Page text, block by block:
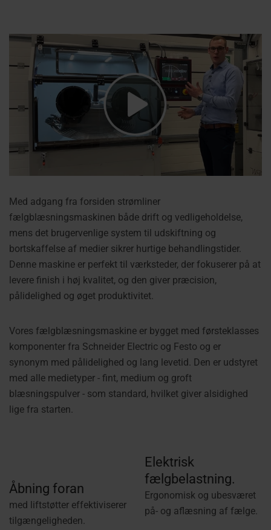
Med adgang fra forsiden strømliner
fælgblæsningsmaskinen både drift og vedligeholdelse,
mens det brugervenlige system til udskiftning og
bortskaffelse af medier sikrer hurtige behandlingstider.
Denne maskine er perfekt til værksteder, der fokuserer på at
levere finish i høj kvalitet, og den giver præcision,
pålidelighed og øget produktivitet.
Vores fælgblæsningsmaskine er bygget med førsteklasses
komponenter fra Schneider Electric og Festo og er
synonym med pålidelighed og lang levetid. Den er udstyret
med alle medietyper - fint, medium og groft
blæsningspulver - som standard, hvilket giver alsidighed
lige fra starten.
Åbning foran
med liftstøtter effektiviserer
tilgængeligheden.
Elektrisk
fælgbelastning.
Ergonomisk og ubesværet
på- og aflæsning af fælge.